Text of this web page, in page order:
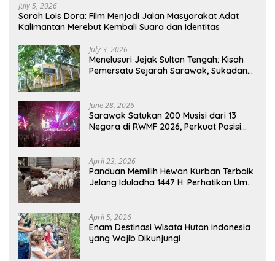
July 5, 2026
Sarah Lois Dora: Film Menjadi Jalan Masyarakat Adat
Kalimantan Merebut Kembali Suara dan Identitas
July 3, 2026
Menelusuri Jejak Sultan Tengah: Kisah
Pemersatu Sejarah Sarawak, Sukadana,
June 28, 2026
Sarawak Satukan 200 Musisi dari 13
Negara di RWMF 2026, Perkuat Posisi
April 23, 2026
Panduan Memilih Hewan Kurban Terbaik
Jelang Iduladha 1447 H: Perhatikan Umur
April 5, 2026
Enam Destinasi Wisata Hutan Indonesia
yang Wajib Dikunjungi